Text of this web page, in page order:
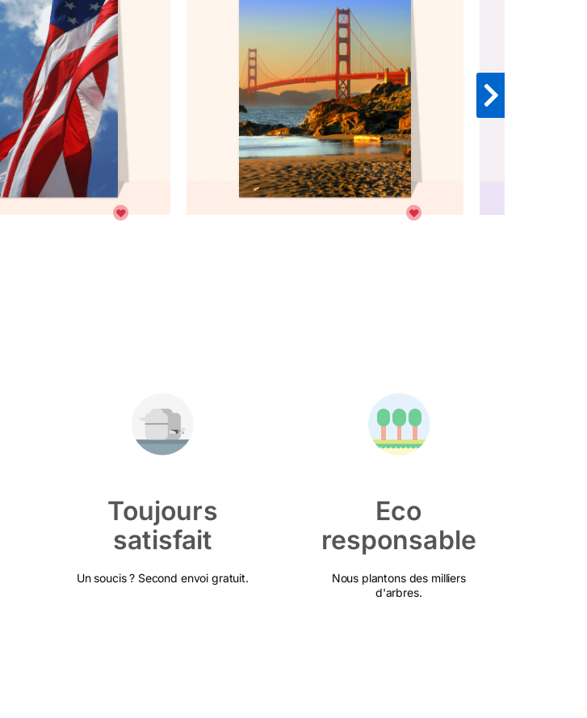
Toujours
satisfait
Un soucis ? Second envoi gratuit.
Eco
responsable
Nous plantons des milliers
d'arbres.